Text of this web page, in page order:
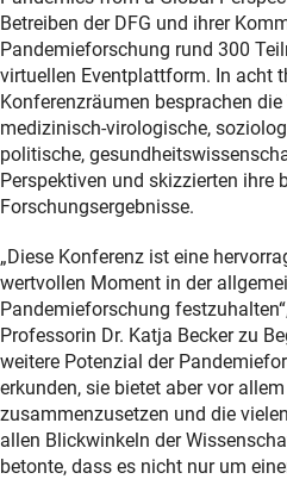
Betreiben der DFG und ihrer
Pandemieforschung rund 300
virtuellen Eventplattform. In acht
Konferenzräumen besprachen
medizinisch-virologische,
politische,
Perspektiven und skizzierten ihre
Forschungsergebnisse.
„Diese Konferenz ist eine
wertvollen Moment in der
Pandemieforschung
Professorin Dr. Katja Becker zu
weitere Potenzial der
erkunden, sie bietet aber vor
zusammenzusetzen und die
allen Blickwinkeln der
betonte, dass es nicht nur um